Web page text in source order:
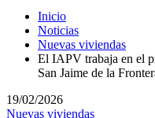
Inicio
Noticias
Nuevas viviendas
El IAPV trabaja en el
San Jaime de la
19/02/2026
Nuevas viviendas